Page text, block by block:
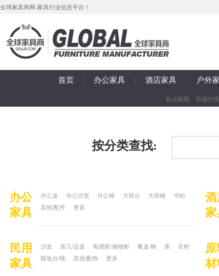
全球家具商网-家具行业信息平台！
首页 | 办公家具 | 酒店家具 | 户外
热点新闻 市场行情
按分类查找:
办公
家具
办公桌 办公沙发 办公椅 大班台 大班椅
书柜
其他/配件
更多
酒
家
民用
家具
沙发 茶几/边桌 电视柜/储物柜 餐桌/椅 床
衣柜
梳妆台/镜
其他/配饰 更多
材